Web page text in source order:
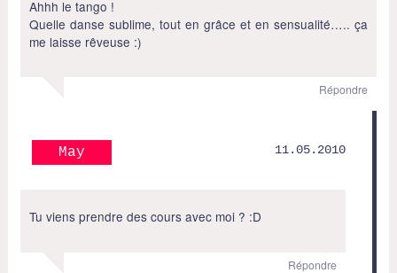
Ahhh le tango !
Quelle danse sublime, tout en grâce et en sensualité….. ça
me laisse rêveuse :)
Répondre
May 11.05.2010
Tu viens prendre des cours avec moi ? :D
Répondre